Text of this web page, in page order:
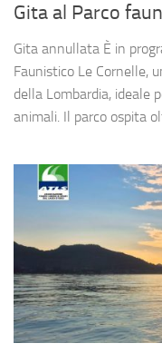
Gita al Parco
Gita annullata È in
Faunistico Le Cornelle,
della Lombardia, ideale
animali. Il parco ospita